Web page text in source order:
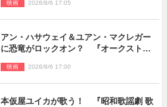
映画 2026/8/6 17:05
アン・ハサウェイ＆ユアン・マクレガー
に恐竜がロックオン？ 『オークストリ
解禁
映画 2026/8/6 17:00
本仮屋ユイカが歌う！ 『昭和歌謡劇 歌